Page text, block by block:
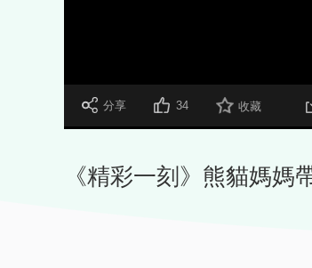
分享 34 收藏
《精彩一刻》熊貓媽媽